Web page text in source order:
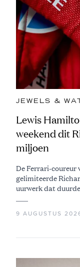
JEWELS &
Lewis
weekend dit
miljoen
De Ferrari-coureur
gelimiteerde
uurwerk dat
9 AUGUSTUS